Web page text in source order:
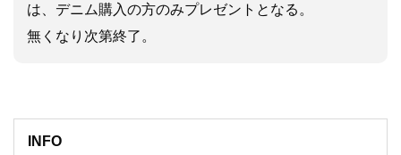
は、デニム購入の方のみプレゼントとなる。
無くなり次第終了。
INFO